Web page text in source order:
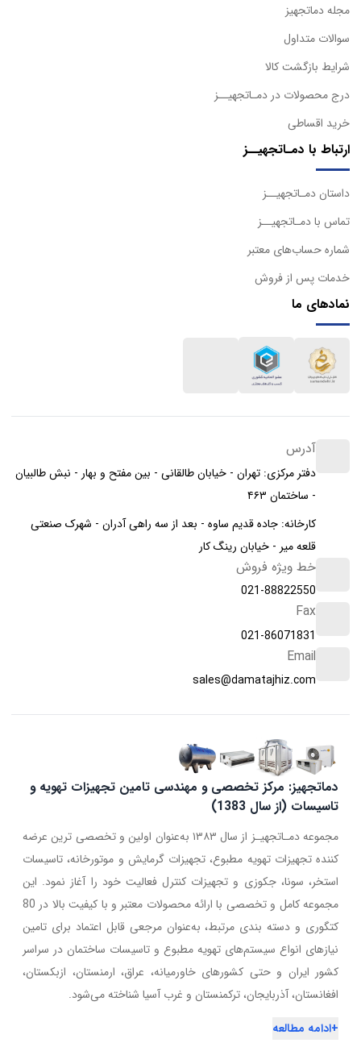
مجله دماتجهیز
سوالات متداول
شرایط بازگشت کالا
درج محصولات در دمـاتجهیــز
خرید اقساطی
ارتباط با دمـاتجهیــز
داستان دمـاتجهیــز
تماس با دمـاتجهیــز
شماره حساب‌های معتبر
خدمات پس از فروش
نمادهای ما
آدرس
دفتر مرکزی: تهران - خیابان طالقانی - بین مفتح و بهار - نبش طالبیان
- ساختمان ۴۶۳
کارخانه: جاده قدیم ساوه - بعد از سه راهی آدران - شهرک صنعتی
قلعه میر - خیابان رینگ کار
خط ویژه فروش
021-88822550
Fax
021-86071831
Email
sales@damatajhiz.com
دماتجهیز: مرکز تخصصی و مهندسی تامین تجهیزات تهویه و
تاسیسات (از سال 1383)
مجموعه دمـاتجهیـز از سال ۱۳۸۳ به‌عنوان اولین و تخصصی ترین عرضه
کننده تجهیزات تهویه مطبوع، تجهیزات گرمایش و موتورخانه، تاسیسات
استخر، سونا، جکوزی و تجهیزات کنترل فعالیت خود را آغاز نمود. این
مجموعه کامل و تخصصی با ارائه محصولات معتبر و با کیفیت بالا در 80
کتگوری و دسته بندی مرتبط، به‌عنوان مرجعی قابل اعتماد برای تامین
نیازهای انواع سیستم‌های تهویه مطبوع و تاسیسات ساختمان در سراسر
کشور ایران و حتی کشورهای خاورمیانه، عراق، ارمنستان، ازبکستان،
افغانستان، آذربایجان، ترکمنستان و غرب آسیا شناخته می‌شود.
+ادامه مطالعه